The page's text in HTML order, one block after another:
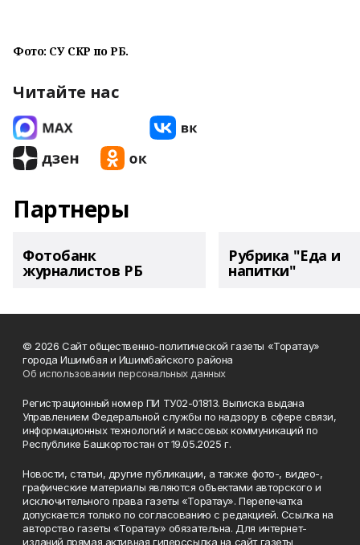
Фото: СУ СКР по РБ.
Читайте нас
Партнеры
Фотобанк
журналистов РБ
Рубрика "Еда и
напитки"
© 2026 Сайт общественно-политической газеты «Торатау»
города Ишимбая и Ишимбайского района
Об использовании персональных данных
Регистрационный номер ПИ ТУ02-01813. Выписка выдана
Управлением Федеральной службы по надзору в сфере связи,
информационных технологий и массовых коммуникаций по
Республике Башкортостан от 19.05.2025 г.
Новости, статьи, другие публикации, а также фото-, видео-,
графические материалы являются объектами авторского и
исключительного права газеты «Торатау». Перепечатка
допускается только по согласованию с редакцией. Ссылка на
авторство газеты «Торатау» обязательна. Для интернет-
изданий прямая активная гиперссылка на сайт газеты